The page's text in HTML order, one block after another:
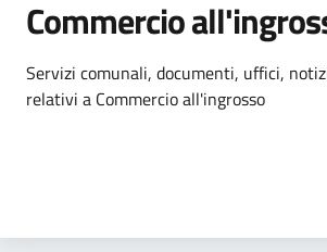
Commercio
Dettagli
Servizi comunali, documenti, uffici,
relativi a Commercio all'ingrosso